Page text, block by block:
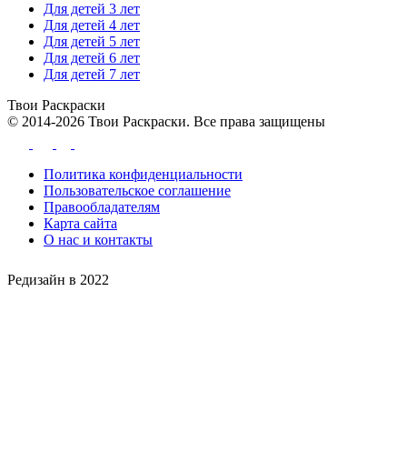
Для детей 3 лет
Для детей 4 лет
Для детей 5 лет
Для детей 6 лет
Для детей 7 лет
Твои Раскраски
© 2014-2026 Твои Раскраски. Все права защищены
Политика конфиденциальности
Пользовательское соглашение
Правообладателям
Карта сайта
О нас и контакты
Редизайн в 2022